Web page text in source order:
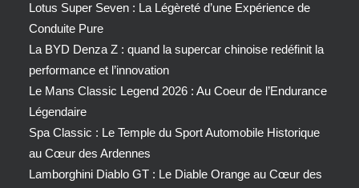
Lotus Super Seven : La Légèreté d’une Expérience de
Conduite Pure
La BYD Denza Z : quand la supercar chinoise redéfinit la
performance et l’innovation
Le Mans Classic Legend 2026 : Au Coeur de l’Endurance
Légendaire
Spa Classic : Le Temple du Sport Automobile Historique
au Cœur des Ardennes
Lamborghini Diablo GT : Le Diable Orange au Cœur des